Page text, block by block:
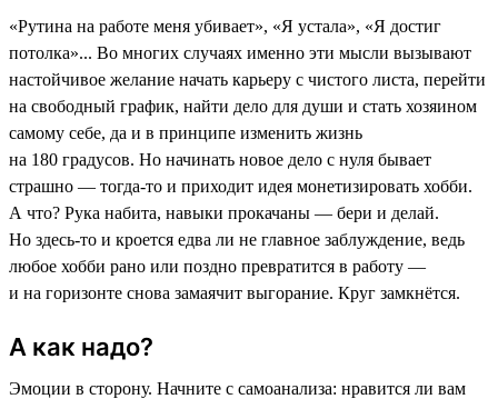
«Рутина на работе меня убивает», «Я устала», «Я достиг
потолка»... Во многих случаях именно эти мысли вызывают
настойчивое желание начать карьеру с чистого листа, перейти
на свободный график, найти дело для души и стать хозяином
самому себе, да и в принципе изменить жизнь
на 180 градусов. Но начинать новое дело с нуля бывает
страшно — тогда-то и приходит идея монетизировать хобби.
А что? Рука набита, навыки прокачаны — бери и делай.
Но здесь-то и кроется едва ли не главное заблуждение, ведь
любое хобби рано или поздно превратится в работу —
и на горизонте снова замаячит выгорание. Круг замкнётся.
А как надо?
Эмоции в сторону. Начните с самоанализа: нравится ли вам